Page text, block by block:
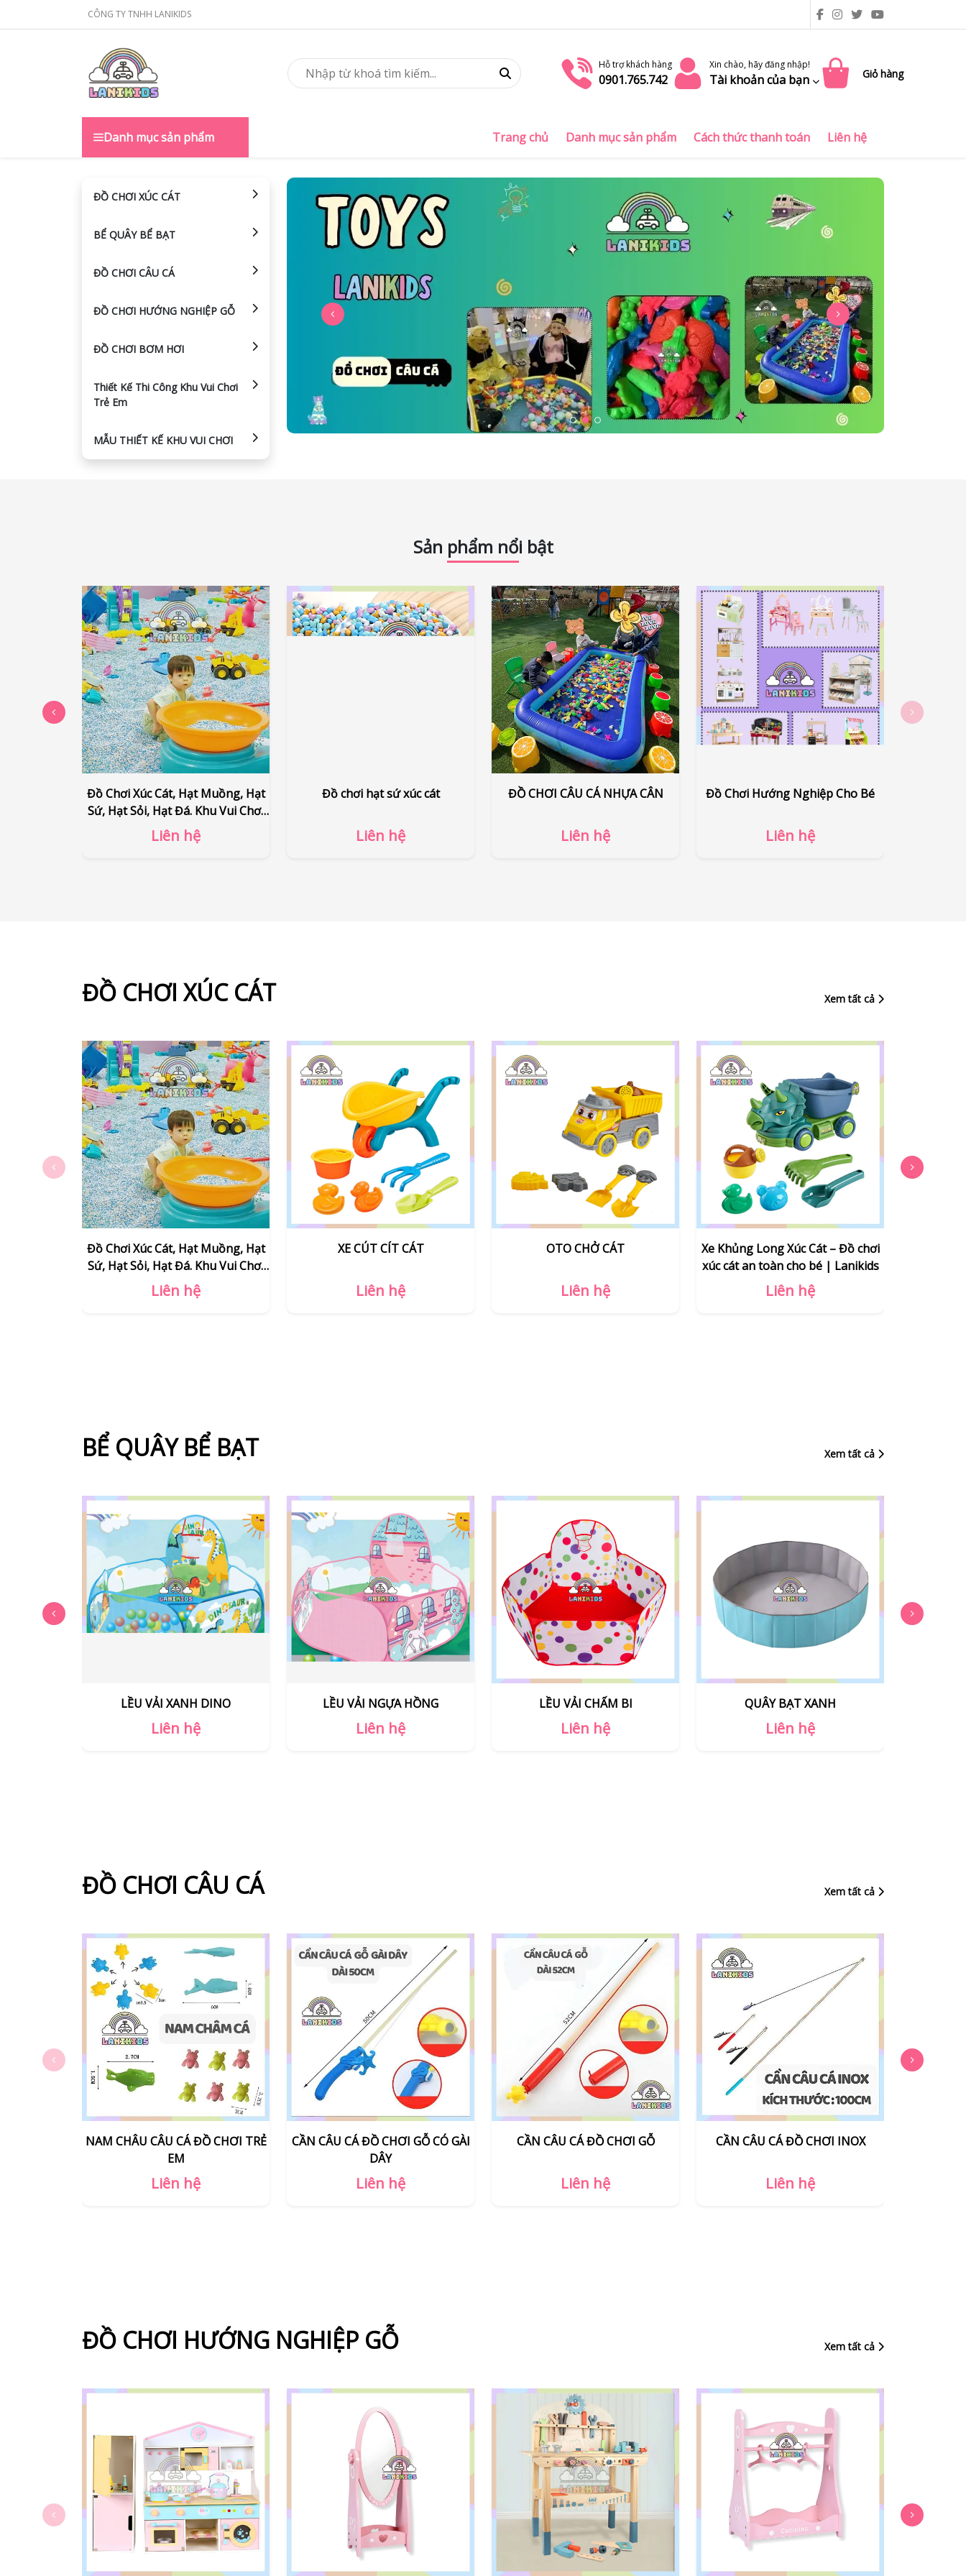
CÔNG TY TNHH LANIKIDS
Hỗ trợ khách hàng
0901.765.742
Xin chào, hãy đăng nhập!
Tài khoản của bạn Giỏ hàng
Danh mục sản phẩm Trang chủ Danh mục sản phẩm Cách thức thanh toán Liên hệ
ĐỒ CHƠI XÚC CÁT
BỂ QUÂY BỂ BẠT
ĐỒ CHƠI CÂU CÁ
ĐỒ CHƠI HƯỚNG NGHIỆP GỖ
ĐỒ CHƠI BƠM HƠI
Thiết Kế Thi Công Khu Vui Chơi
Trẻ Em
MẪU THIẾT KẾ KHU VUI CHƠI
Sản phẩm nổi bật
Thiết kế thi công khu vui chơi trẻ
em
Liên hệ
Đồ Chơi Xúc Cát, Hạt Muồng, Hạt
Trẻ Em
Liên hệ
Đồ chơi hạt sứ xúc cát
Liên hệ
ĐỒ CHƠI CÂU CÁ NHỰA CÂN
Liên hệ
ĐỒ CHƠI XÚC CÁT Xem tất cả
XE CÚT CÍT CÁT
Liên hệ
OTO CHỞ CÁT
Liên hệ
Xe Khủng Long Xúc Cát – Đồ chơi
Liên hệ
CANO CÁT BIỂN
Liên hệ
BỂ QUÂY BỂ BẠT Xem tất cả
LỀU VẢI NGỰA HỒNG
Liên hệ
LỀU VẢI CHẤM BI
Liên hệ
QUÂY BẠT XANH
Liên hệ
QUÂY BẠT HỒNG
Liên hệ
ĐỒ CHƠI CÂU CÁ Xem tất cả
CẦN CÂU CÁ ĐỒ CHƠI GỖ CÓ GÀI
DÂY
Liên hệ
CẦN CÂU CÁ ĐỒ CHƠI GỖ
Liên hệ
CẦN CÂU CÁ ĐỒ CHƠI INOX
Liên hệ
CẦN CÂU CÁ ĐỒ CHƠI NHỰA
Liên hệ
ĐỒ CHƠI HƯỚNG NGHIỆP GỖ Xem tất cả